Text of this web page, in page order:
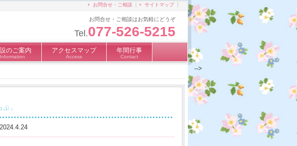
お問合せ・ご相談はお気軽にどうぞ
Tel.077-526-5215
お問合せ・ご相談 サイトマップ
のご案内
Information
アクセスマップ
Access
年間行事
Contact
」
-->